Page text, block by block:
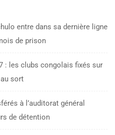
entre dans sa dernière ligne
de prison
: les clubs congolais fixés sur
sort
à l’auditorat général
de détention